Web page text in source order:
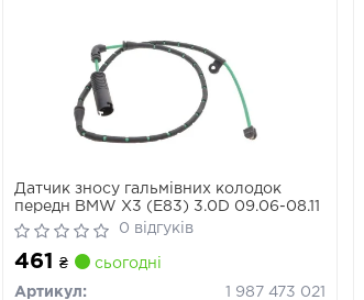
Датчик зносу гальмівних колодок
передн BMW X3 (E83) 3.0D 09.06-08.11
0 відгуків
461 ₴ сьогодні
Артикул:
1 987 473 021